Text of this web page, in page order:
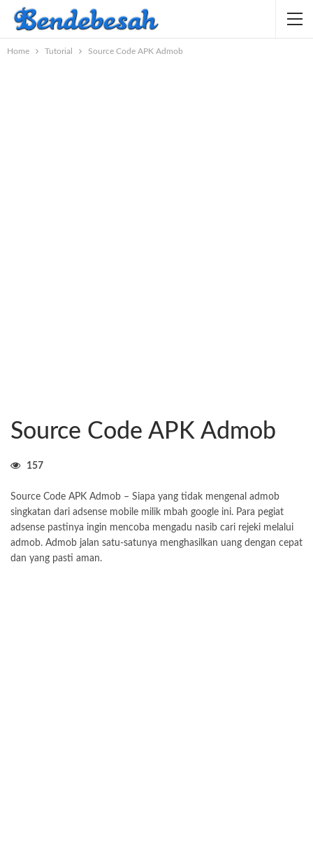
Home Tutorial Source Code APK Admob
Source Code APK Admob
157
Source Code APK Admob – Siapa yang tidak mengenal admob
singkatan dari adsense mobile milik mbah google ini. Para pegiat
adsense pastinya ingin mencoba mengadu nasib cari rejeki melalui
admob. Admob jalan satu-satunya menghasilkan uang dengan cepat
dan yang pasti aman.